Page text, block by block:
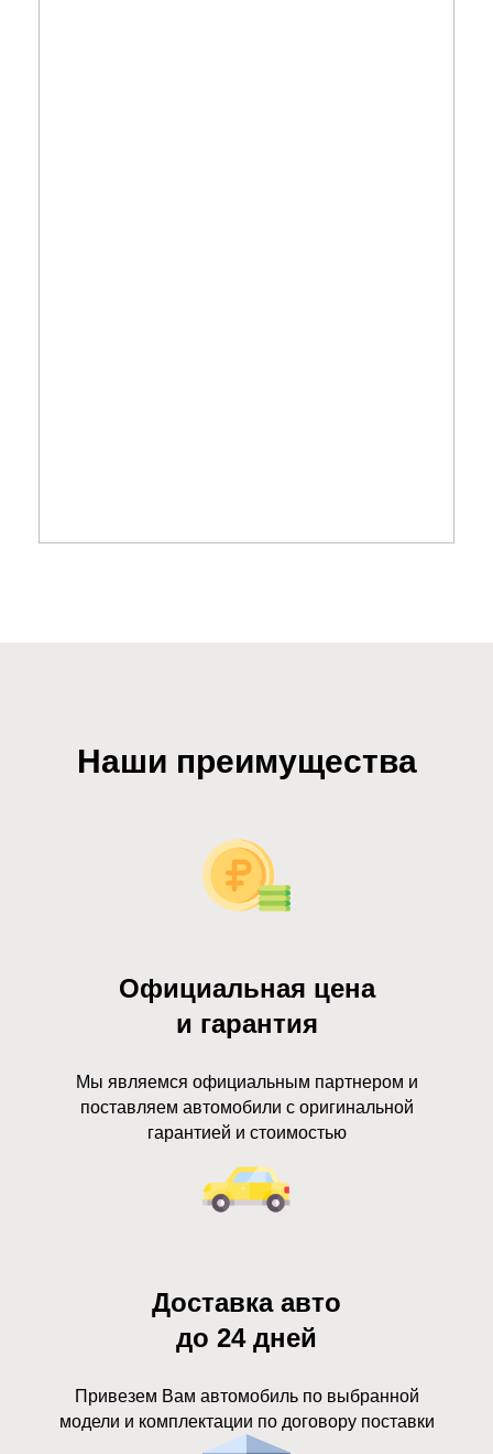
Наши преимущества
Официальная цена
и гарантия
Мы являемся официальным партнером и
поставляем автомобили с оригинальной
гарантией и стоимостью
Доставка авто
до 24 дней
Привезем Вам автомобиль по выбранной
модели и комплектации по договору поставки